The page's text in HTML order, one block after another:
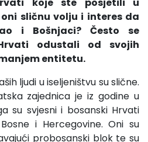
sličnu volju i interes da
i Bošnjaci? Često se
odustali od svojih
entitetu.
ljudi u iseljeništvu su slične.
zajednica je iz godine u
su svjesni i bosanski Hrvati
i Hercegovine. Oni su
probosanski blok te su